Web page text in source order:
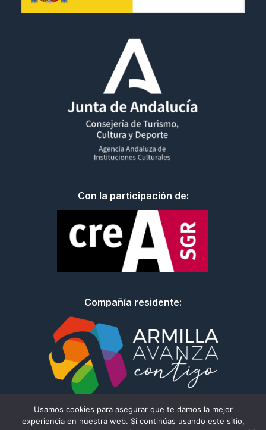
Con la participación de:
Compañía residente:
© Todos los derechos reservados I 2026 – DA.TE Danza
Usamos cookies para asegurar que te damos la mejor
experiencia en nuestra web. Si continúas usando este sitio,